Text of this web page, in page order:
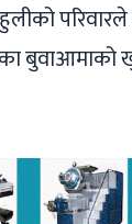
बुवाआमाको